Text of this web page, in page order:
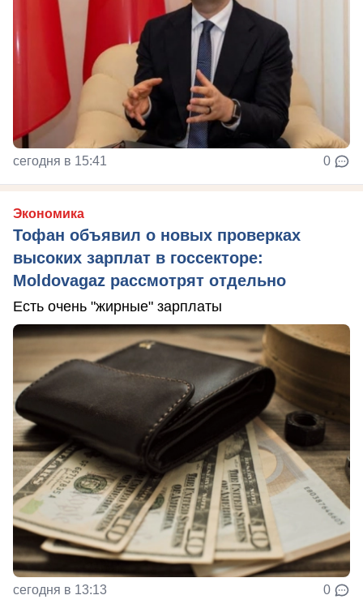
сегодня в 15:41 0
Экономика
Тофан объявил о новых проверках
высоких зарплат в госсекторе:
Moldovagaz рассмотрят отдельно
Есть очень "жирные" зарплаты
сегодня в 13:13 0